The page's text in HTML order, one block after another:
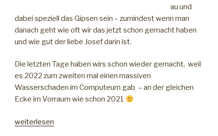
au und
dabei speziell das Gipsen sein – zumindest wenn man
danach geht wie oft wir das jetzt schon gemacht haben
und wie gut der liebe Josef darin ist.
Die letzten Tage haben wirs schon wieder gemacht, weil
es 2022 zum zweiten mal einen massiven
Wasserschaden im Computeum gab – an der gleichen
Ecke im Vorraum wie schon 2021
„Master
weiterlesen